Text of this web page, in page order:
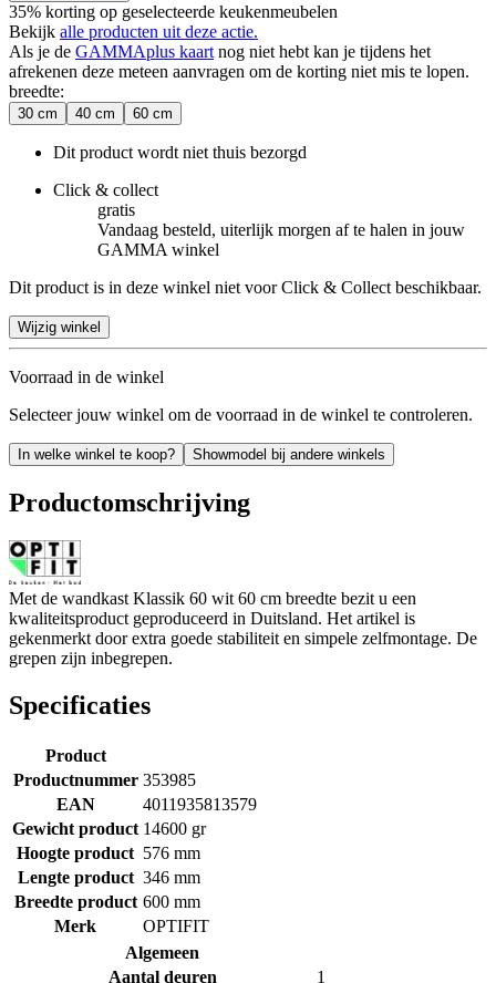
35% korting op geselecteerde keukenmeubelen
Bekijk alle producten uit deze actie.
Als je de GAMMAplus kaart nog niet hebt kan je tijdens het
afrekenen deze meteen aanvragen om de korting niet mis te lopen.
breedte:
30 cm 40 cm 60 cm
Dit product wordt niet thuis bezorgd
Click & collect
gratis
Vandaag besteld, uiterlijk morgen af te halen in jouw
GAMMA winkel
Dit product is in deze winkel niet voor Click & Collect beschikbaar.
Wijzig winkel
Voorraad in de winkel
Selecteer jouw winkel om de voorraad in de winkel te controleren.
In welke winkel te koop? Showmodel bij andere winkels
Productomschrijving
Met de wandkast Klassik 60 wit 60 cm breedte bezit u een
kwaliteitsproduct geproduceerd in Duitsland. Het artikel is
gekenmerkt door extra goede stabiliteit en simpele zelfmontage. De
grepen zijn inbegrepen.
Specificaties
Product
Productnummer 353985
EAN
4011935813579
Gewicht product 14600 gr
Hoogte product 576 mm
Lengte product 346 mm
Breedte product 600 mm
Merk
OPTIFIT
Algemeen
Aantal deuren
1